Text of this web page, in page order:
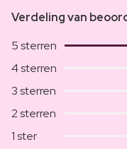
Verdeling van
5 sterren
4 sterren
3 sterren
2 sterren
1 ster